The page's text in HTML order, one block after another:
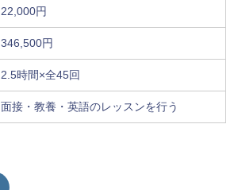
22,000円
346,500円
2.5時間×全45回
面接・教養・英語のレッスンを行う